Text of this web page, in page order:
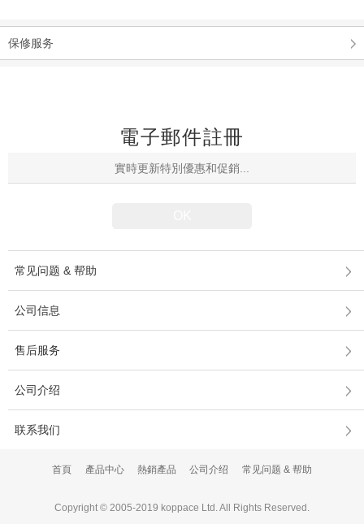
保修服务
電子郵件註冊
常见问题 & 帮助
公司信息
售后服务
公司介绍
联系我们
首頁 產品中心 熱銷產品 公司介绍 常见问题 & 帮助
Copyright © 2005-2019 koppace Ltd. All Rights Reserved.